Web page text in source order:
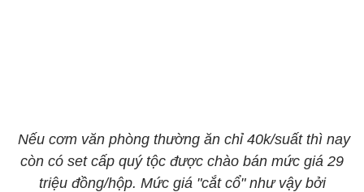
Nếu cơm văn phòng thường ăn chỉ 40k/suất thì nay
còn có set cấp quý tộc được chào bán mức giá 29
triệu đồng/hộp. Mức giá "cắt cổ" như vậy bởi